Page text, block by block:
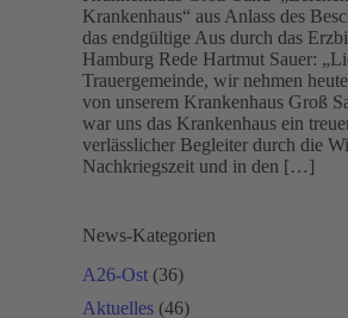
Krankenhaus“ aus Anlass des
das endgültige Aus durch das
Hamburg Rede Hartmut Sauer:
Trauergemeinde, wir nehmen
von unserem Krankenhaus Groß
war uns das Krankenhaus ein
verlässlicher Begleiter durch die
Nachkriegszeit und in den […]
News-Kategorien
A26-Ost (36)
Aktuelles (46)